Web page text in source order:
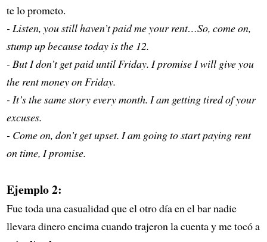
te lo prometo.
- Listen, you still haven’t paid me your rent…So, come on,
stump up because today is the 12.
- But I don’t get paid until Friday. I promise I will give you
the rent money on Friday.
- It’s the same story every month. I am getting tired of your
excuses.
- Come on, don’t get upset. I am going to start paying rent
on time, I promise.
Ejemplo 2:
Fue toda una casualidad que el otro día en el bar nadie
llevara dinero encima cuando trajeron la cuenta y me tocó a